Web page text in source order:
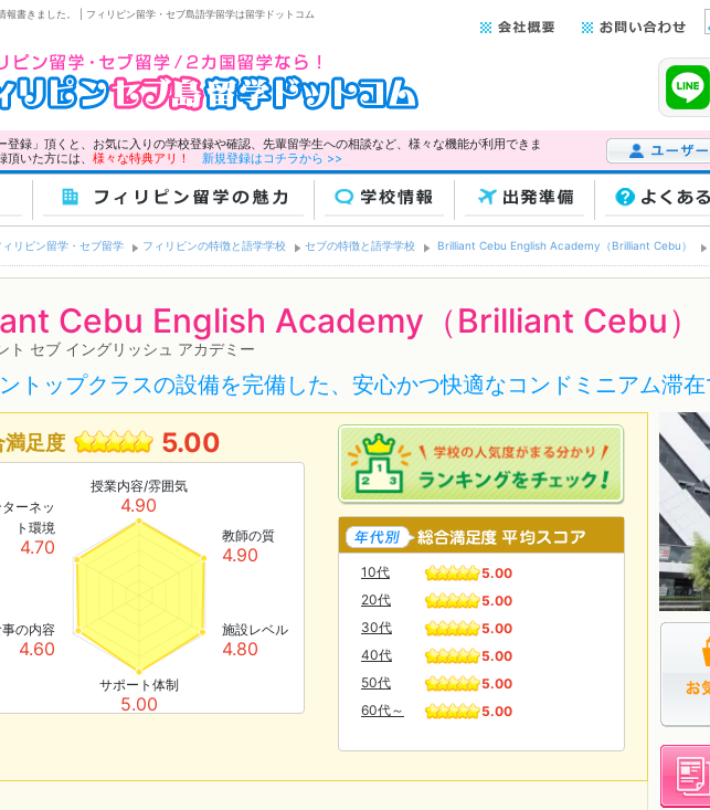
報書きました。 | フィリピン留学・セブ島語学留学は留学ドットコム
登録」頂くと、お気に入りの学校登録や確認、先輩留学生への相談など、様々な機能が利用できま
頂いた方には、 様々な特典アリ！
新規登録はコチラから >>
ユーザー登録
フィリピン留学の魅力 学校情報 出発準備 よくある
ィリピン留学・セブ留学 フィリピンの特徴と語学学校 セブの特徴と語学学校 Brilliant Cebu English Academy（Brilliant Cebu）
Cebu English Academy（Brilliant Cebu）
ト セブ イングリッシュ アカデミー
トップクラスの設備を完備した、安心かつ快適なコンドミニアム滞
満足度 5.00
授業内容/雰囲気
4.90
教師の質
4.90
施設レベル
4.80
サポート体制
5.00
の内容
4.60
ーネッ
ト環境
4.70
10代
5.00
20代
5.00
30代
5.00
40代
5.00
50代
5.00
60代～
5.00
お気